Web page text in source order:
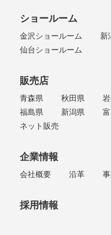
ショールーム
金沢ショールーム
新
仙台ショールーム
販売店
青森県 秋田県
福島県
新潟県
ネット販売
企業情報
会社概要 沿革
採用情報